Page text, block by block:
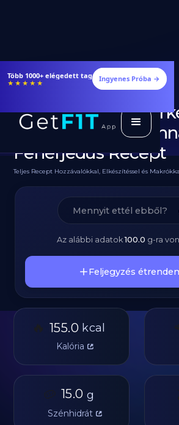
Étrendek, receptek és edzéstervek
★★★★★ Ingyenes
Diétás Pesztós-
Gnocchi
Fehérjedús Recept
Teljes Recept Hozzávalókkal, Elkészítéssel és
Az alábbi adatok100.0 g-ra
Feljegyzés
🔥 155.0 kcal
Kalória
🥔 15.0 g
Szénhidrát